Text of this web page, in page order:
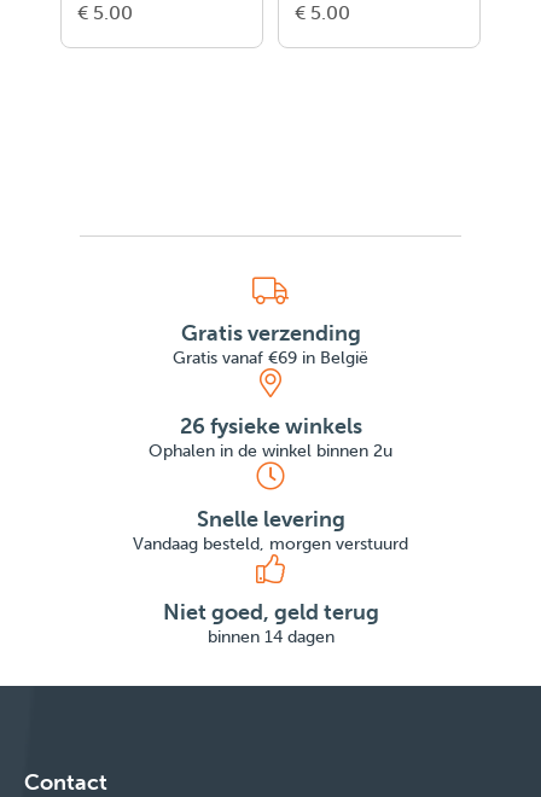
€ 5.00 € 5.00
Gratis verzending
Gratis vanaf €69 in België
26 fysieke winkels
Ophalen in de winkel binnen 2u
Snelle levering
Vandaag besteld, morgen verstuurd
Niet goed, geld terug
binnen 14 dagen
Contact